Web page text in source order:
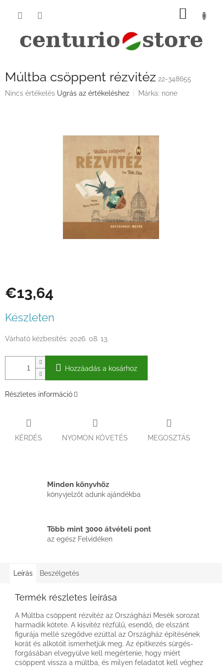
KOSÁR
Múltba csöppent rézvitéz 22-348655
A
Nincs értékelés Ugrás az értékeléshez Márka: none
€13,64
Készleten
Várható kézbesítés: 2026. 08. 13.
Hozzáadás a kosárhoz
Részletes információ
KÉRDÉS NYOMON KÖVETÉS MEGOSZTÁS
Minden könyvhöz
könyvjelzőt adunk ajándékba
Több mint 3000 átvételi pont
az egész Felvidéken
Leírás Beszélgetés
Termék részletes leírása
A Múltba csöppent rézvitéz az Országházi Mesék sorozat
harmadik kötete. A kisvitéz rézfülű, esendő, de elszánt
figurája mellé szegődve ezúttal az Országház építésének
korát és alkotóit ismerhetjük meg. Az építkezés sürgés-
forgásában elvegyülve kell megértenie, hogy miért
csöppent vissza a múltba, és milyen feladatot kell véghez